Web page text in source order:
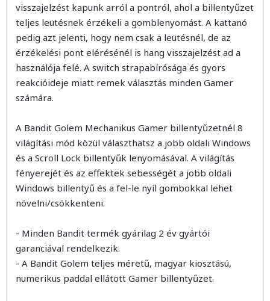
visszajelzést kapunk arról a pontról, ahol a billentyűzet
teljes leütésnek érzékeli a gomblenyomást. A kattanó
pedig azt jelenti, hogy nem csak a leütésnél, de az
érzékelési pont elérésénél is hang visszajelzést ad a
használója felé. A switch strapabírósága és gyors
reakcióideje miatt remek választás minden Gamer
számára.
A Bandit Golem Mechanikus Gamer billentyűzetnél 8
világítási mód közül választhatsz a jobb oldali Windows
és a Scroll Lock billentyűk lenyomásával. A világítás
fényerejét és az effektek sebességét a jobb oldali
Windows billentyű és a fel-le nyíl gombokkal lehet
növelni/csökkenteni.
- Minden Bandit termék gyárilag 2 év gyártói
garanciával rendelkezik.
- A Bandit Golem teljes méretű, magyar kiosztású,
numerikus paddal ellátott Gamer billentyűzet.